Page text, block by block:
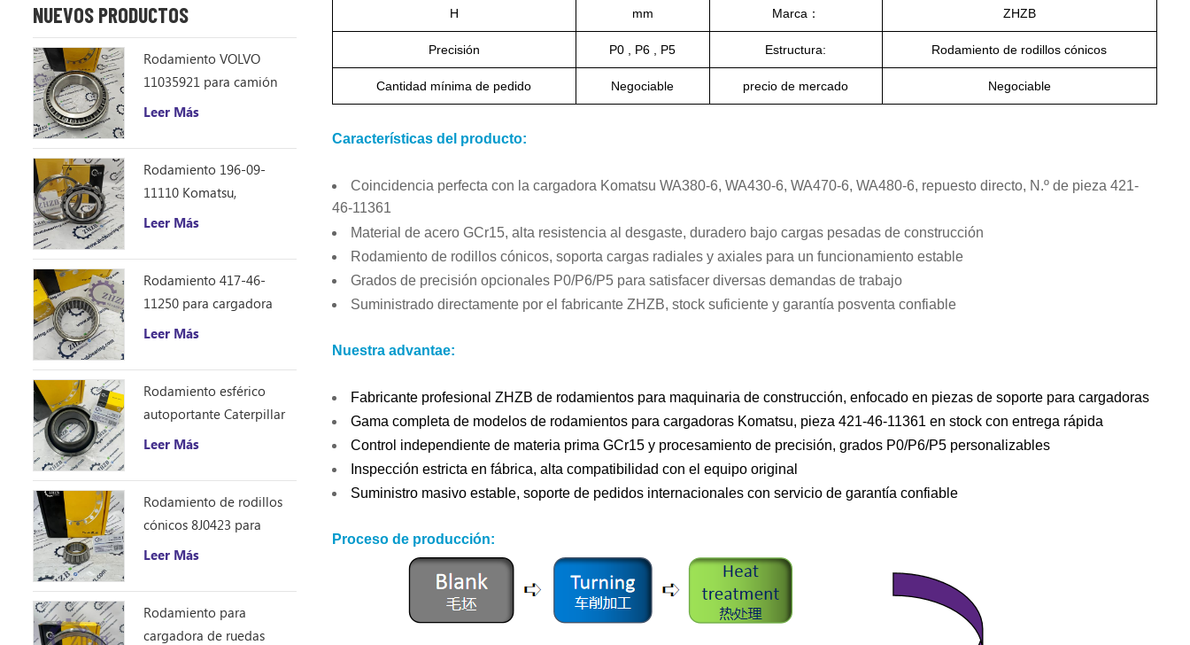
H mm Marca： ZHZB
Precisión P0 , P6 , P5 Estructura: Rodamiento de rodillos cónicos
Cantidad mínima de pedido Negociable precio de mercado Negociable
Características del producto:
Coincidencia perfecta con la cargadora Komatsu WA380-6, WA430-6, WA470-6, WA480-6, repuesto directo, N.º de pieza 421-
46-11361
Material de acero GCr15, alta resistencia al desgaste, duradero bajo cargas pesadas de construcción
Rodamiento de rodillos cónicos, soporta cargas radiales y axiales para un funcionamiento estable
Grados de precisión opcionales P0/P6/P5 para satisfacer diversas demandas de trabajo
Suministrado directamente por el fabricante ZHZB, stock suficiente y garantía posventa confiable
Nuestra advantae:
Fabricante profesional ZHZB de rodamientos para maquinaria de construcción, enfocado en piezas de soporte para cargadoras
Gama completa de modelos de rodamientos para cargadoras Komatsu, pieza 421-46-11361 en stock con entrega rápida
Control independiente de materia prima GCr15 y procesamiento de precisión, grados P0/P6/P5 personalizables
Inspección estricta en fábrica, alta compatibilidad con el equipo original
Suministro masivo estable, soporte de pedidos internacionales con servicio de garantía confiable
Proceso de producción:
NUEVOS PRODUCTOS
Rodamiento VOLVO
11035921 para camión
volquete articulado
Leer Más
Rodamiento 196-09-
11110 Komatsu,
repuestos para
Leer Más
Rodamiento 417-46-
11250 para cargadora
Komatsu WA150-6
Leer Más
Rodamiento esférico
autoportante Caterpillar
1401185
Leer Más
Rodamiento de rodillos
cónicos 8J0423 para
excavadora Caterpillar
Leer Más
Rodamiento para
cargadora de ruedas